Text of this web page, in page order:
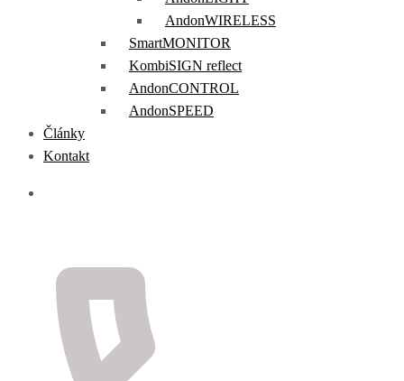
AndonWIRELESS
SmartMONITOR
KombiSIGN reflect
AndonCONTROL
AndonSPEED
Články
Kontakt